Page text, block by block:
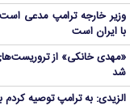
وزیر خارجه ترامپ مدعی است
با ایران است
شد
الزیدی: به ترامپ توصیه کردم